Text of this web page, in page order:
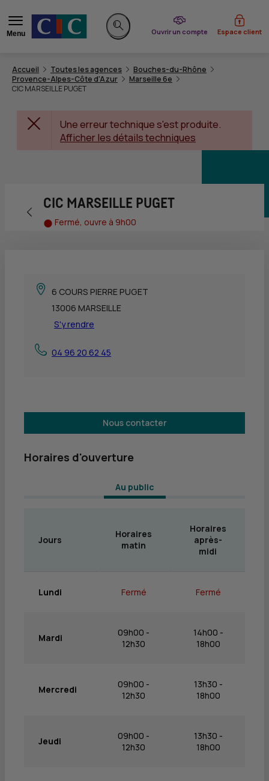
Menu
Rechercher sur le site
Ouvrir un compte
du CIC Espace client
Accueil Toutes les agences
Bouches-du-Rhône
Provence-Alpes-Côte d'Azur
Marseille 6e
CIC MARSEILLE PUGET
Une erreur technique s'est produite.
Afficher les détails techniques
Retour vers la page précédente
CIC MARSEILLE PUGET
Fermé, ouvre à 9h00
6 COURS PIERRE PUGET
13006 MARSEILLE
S'y rendre
04 96 20 62 45
Nous contacter
Horaires d'ouverture
Au public
Jours
Horaires
matin
Horaires
après-
midi
Lundi Fermé Fermé
Mardi
09h00 -
12h30
14h00 -
18h00
Mercredi
09h00 -
12h30
13h30 -
18h00
Jeudi
09h00 -
12h30
13h30 -
18h00